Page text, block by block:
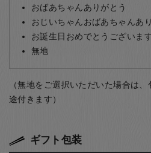
おばあちゃんありがとう
おじいちゃんおばあちゃんあ
お誕生日おめでとうございま
無地
（無地をご選択いただいた場合は
途付きます）
ギフト包装